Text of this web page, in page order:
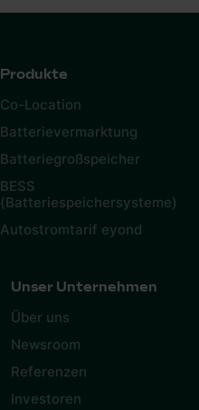
Produkte
Co-Location
Batterievermarktung
Batteriegroßspeicher
BESS
(Batteriespeichersysteme)
Autostromtarif eyond
Unser Unternehmen
Über uns
Newsroom
Referenzen
Investoren